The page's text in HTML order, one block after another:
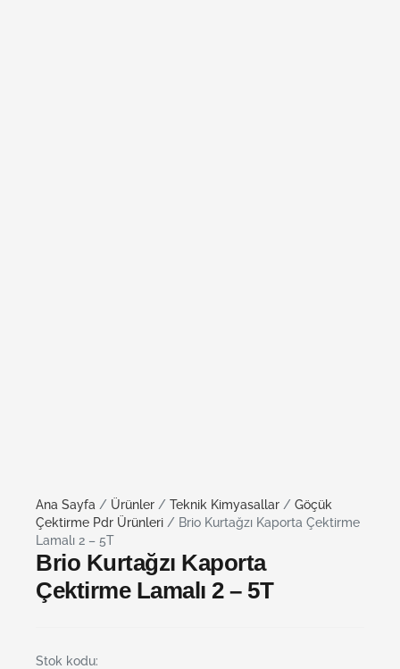
Ana Sayfa / Ürünler / Teknik Kimyasallar / Göçük
Çektirme Pdr Ürünleri / Brio Kurtağzı Kaporta Çektirme
Lamalı 2 – 5T
Brio Kurtağzı Kaporta
Çektirme Lamalı 2 – 5T
Stok kodu: